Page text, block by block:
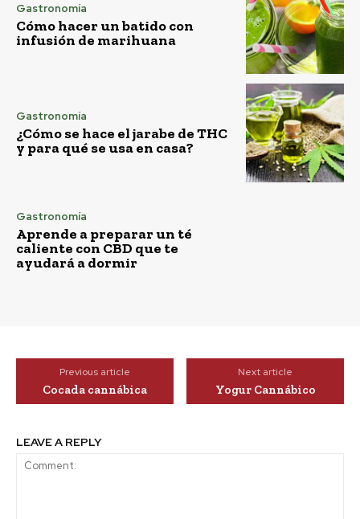
Gastronomía
Cómo hacer un batido con
infusión de marihuana
Gastronomía
¿Cómo se hace el jarabe de THC
y para qué se usa en casa?
Gastronomía
Aprende a preparar un té
caliente con CBD que te
ayudará a dormir
Previous article
Cocada cannábica
Next article
Yogur Cannábico
LEAVE A REPLY